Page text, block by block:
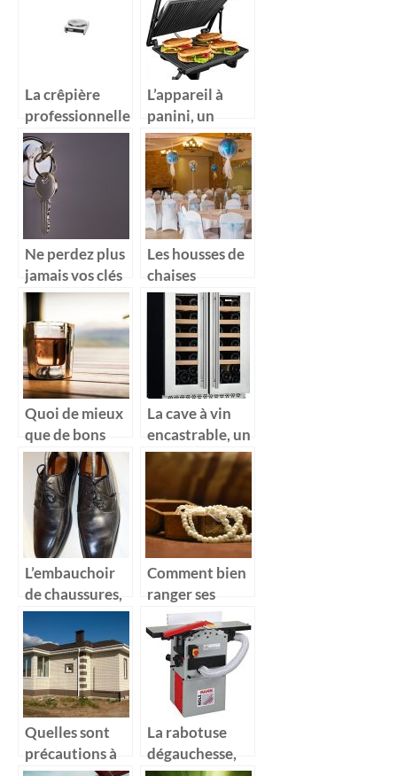
professionnelle
dans votre
preuves
La crêpière
professionnelle
, un accessoire
idéal pour la
préparation
des crêpes
L’appareil à
panini, un
appareil idéal
pour la
préparation de
votre aliment
Ne perdez plus
jamais vos clés
grâce à la boite
à clés
Les housses de
chaises
jetables, de
véritables
accessoires de
looking de
votre intérieur
Quoi de mieux
que de bons
verre en cristal
pour ses
liqueurs ?
La cave à vin
encastrable, un
excellent
moyen de
conservation
de la nature de
vos vins
L’embauchoir
de chaussures,
un outil adapté
pour le
maintient de la
forme initiale
de vos
chaussures
Comment bien
ranger ses
bijoux sur une
longue durée ?
Quelles sont
précautions à
La rabotuse
dégauchesse,